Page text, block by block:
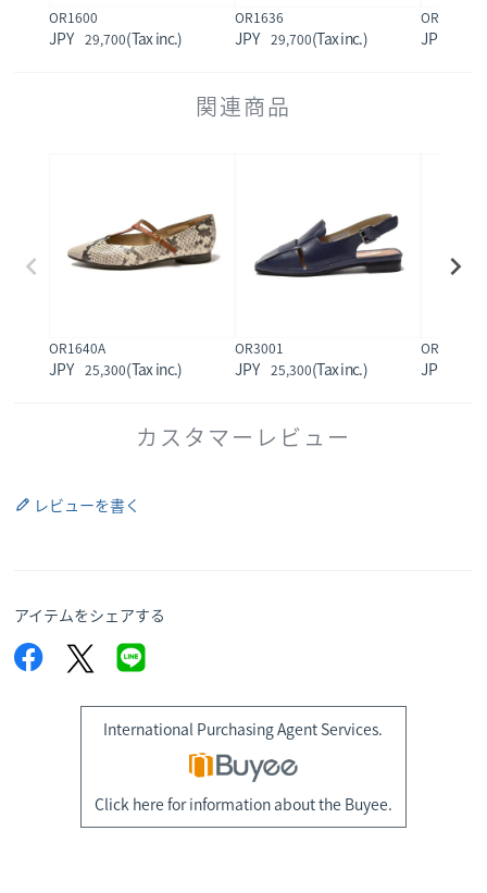
OR1600
29,700
OR1636
29,700
OR1636A_
関連商品
OR1640A
25,300
OR3001
25,300
OR2300A
カスタマーレビュー
レビューを書く
アイテムをシェアする
International Purchasing Agent Services.
Click here for information about the Buyee.